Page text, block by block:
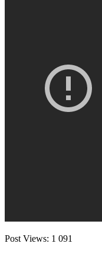
Post Views: 1 091